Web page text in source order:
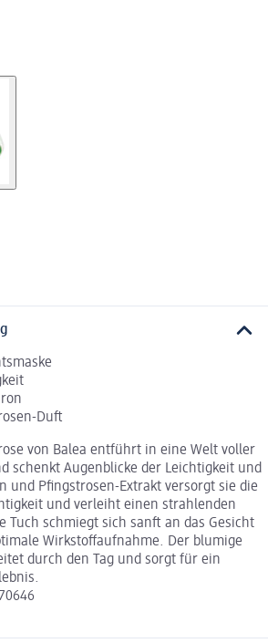
Duft
von Balea entführt in eine Welt voller
schenkt Augenblicke der Leichtigkeit und
und Pfingstrosen-Extrakt versorgt sie die
und verleiht einen strahlenden
Tuch schmiegt sich sanft an das Gesicht
Wirkstoffaufnahme. Der blumige
durch den Tag und sorgt für ein